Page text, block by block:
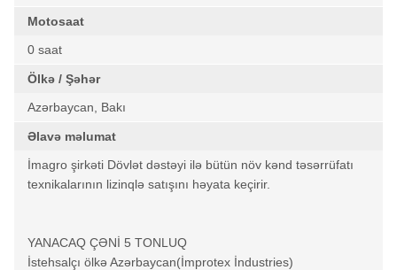
Motosaat
0 saat
Ölkə / Şəhər
Azərbaycan, Bakı
Əlavə məlumat
İmagro şirkəti Dövlət dəstəyi ilə bütün növ kənd təsərrüfatı
texnikalarının lizinqlə satışını həyata keçirir.
YANACAQ ÇƏNİ 5 TONLUQ
İstehsalçı ölkə Azərbaycan(İmprotex İndustries)